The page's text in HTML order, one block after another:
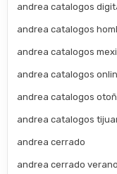
andrea catalogos
andrea catalogos
andrea catalogos
andrea catalogos
andrea catalogos
andrea catalogos
andrea cerrado
andrea cerrado